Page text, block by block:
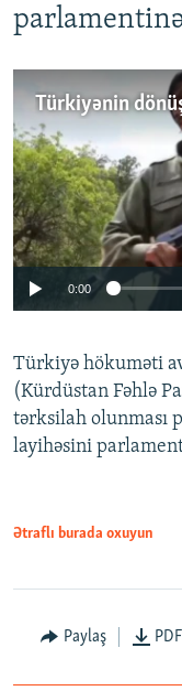
Auto
No media
0:00
Türkiyə hökuməti
(Kürdüstan Fəhlə
tərksilah olunması
layihəsini
Ətraflı burada oxuyun
Paylaş PDF